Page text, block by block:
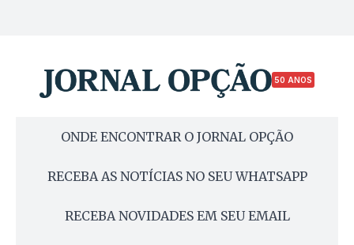
50 ANOS
ONDE ENCONTRAR O JORNAL OPÇÃO
RECEBA AS NOTÍCIAS NO SEU WHATSAPP
RECEBA NOVIDADES EM SEU EMAIL